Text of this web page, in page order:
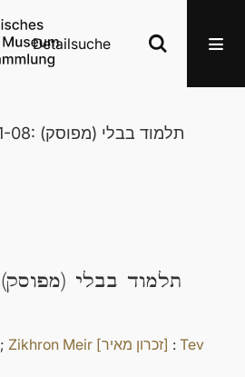
Detailsuche
OJM_BIB_H_001-08: תלמוד בבלי (מפוסק)
תלמוד בבלי (מפוסק)
; Zikhron Meir [זכרון מאיר] : Tev